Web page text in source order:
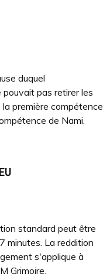
duquel
pas retirer les
première compétence
de Nami.
standard peut être
minutes. La reddition
s'applique à
Grimoire.